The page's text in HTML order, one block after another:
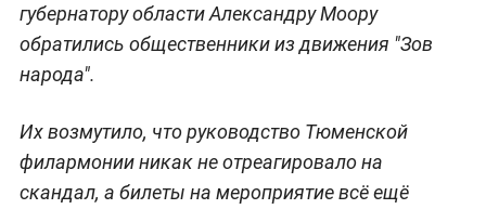
губернатору области Александру Моору
обратились общественники из движения "Зов
народа".
Их возмутило, что руководство Тюменской
филармонии никак не отреагировало на
скандал, а билеты на мероприятие всё ещё